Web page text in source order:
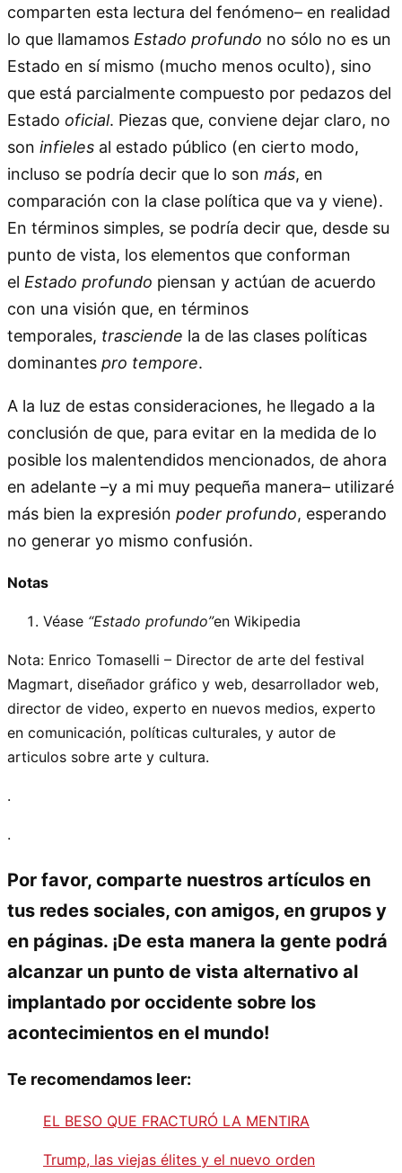
comparten esta lectura del fenómeno– en realidad
lo que llamamos Estado profundo no sólo no es un
Estado en sí mismo (mucho menos oculto), sino
que está parcialmente compuesto por pedazos del
Estado oficial. Piezas que, conviene dejar claro, no
son infieles al estado público (en cierto modo,
incluso se podría decir que lo son más, en
comparación con la clase política que va y viene).
En términos simples, se podría decir que, desde su
punto de vista, los elementos que conforman
el Estado profundo piensan y actúan de acuerdo
con una visión que, en términos
temporales, trasciende la de las clases políticas
dominantes pro tempore.
A la luz de estas consideraciones, he llegado a la
conclusión de que, para evitar en la medida de lo
posible los malentendidos mencionados, de ahora
en adelante –y a mi muy pequeña manera– utilizaré
más bien la expresión poder profundo, esperando
no generar yo mismo confusión.
Notas
Véase “Estado profundo”en Wikipedia
Nota: Enrico Tomaselli – Director de arte del festival
Magmart, diseñador gráfico y web, desarrollador web,
director de video, experto en nuevos medios, experto
en comunicación, políticas culturales, y autor de
articulos sobre arte y cultura.
.
.
Por favor, comparte nuestros artículos en
tus redes sociales, con amigos, en grupos y
en páginas. ¡De esta manera la gente podrá
alcanzar un punto de vista alternativo al
implantado por occidente sobre los
acontecimientos en el mundo!
Te recomendamos leer:
EL BESO QUE FRACTURÓ LA MENTIRA
Trump, las viejas élites y el nuevo orden